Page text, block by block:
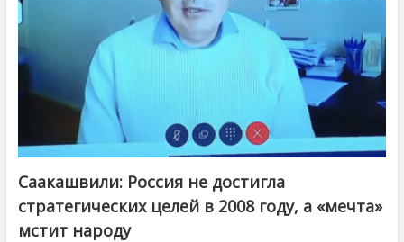
Саакашвили: Россия не достигла
стратегических целей в 2008 году, а «мечта»
мстит народу